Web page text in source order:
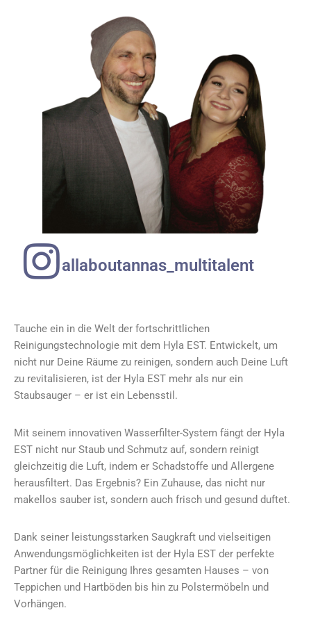
allaboutannas_multitalent
Tauche ein in die Welt der fortschrittlichen
Reinigungstechnologie mit dem Hyla EST. Entwickelt, um
nicht nur Deine Räume zu reinigen, sondern auch Deine Luft
zu revitalisieren, ist der Hyla EST mehr als nur ein
Staubsauger – er ist ein Lebensstil.
Mit seinem innovativen Wasserfilter-System fängt der Hyla
EST nicht nur Staub und Schmutz auf, sondern reinigt
gleichzeitig die Luft, indem er Schadstoffe und Allergene
herausfiltert. Das Ergebnis? Ein Zuhause, das nicht nur
makellos sauber ist, sondern auch frisch und gesund duftet.
Dank seiner leistungsstarken Saugkraft und vielseitigen
Anwendungsmöglichkeiten ist der Hyla EST der perfekte
Partner für die Reinigung Ihres gesamten Hauses – von
Teppichen und Hartböden bis hin zu Polstermöbeln und
Vorhängen.